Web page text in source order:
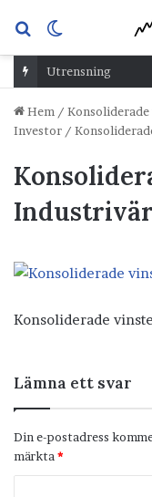
Sök
efterskin
Utrensning
Hem /
Investor /
Konsoliderade
Lämna ett svar
Din e-postadress
märkta *